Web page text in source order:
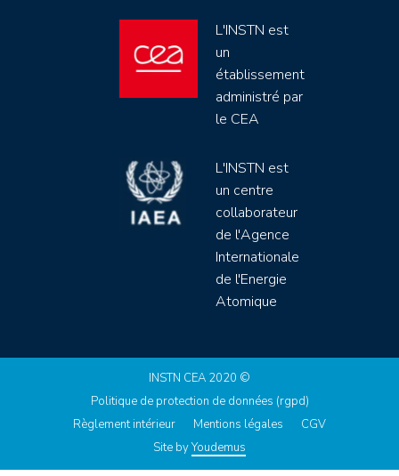
L'INSTN est
un
établissement
administré par
le CEA
L'INSTN est
un centre
collaborateur
de l'Agence
Internationale
de l'Energie
Atomique
INSTN CEA 2020 ©
Politique de protection de données (rgpd)
Règlement intérieur
Mentions légales
CGV
Site byYoudemus